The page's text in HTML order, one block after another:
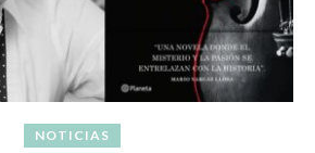
NOTICIAS